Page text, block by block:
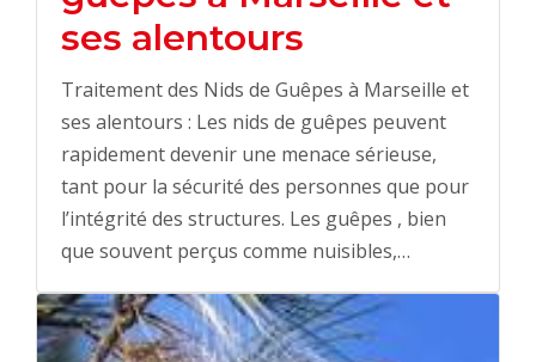
ses alentours
Traitement des Nids de Guêpes à Marseille et
ses alentours : Les nids de guêpes peuvent
rapidement devenir une menace sérieuse,
tant pour la sécurité des personnes que pour
l’intégrité des structures. Les guêpes , bien
que souvent perçus comme nuisibles,…